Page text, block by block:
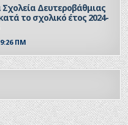
Δευτεροβάθμιας
το σχολικό έτος 2024-
ΠΜ